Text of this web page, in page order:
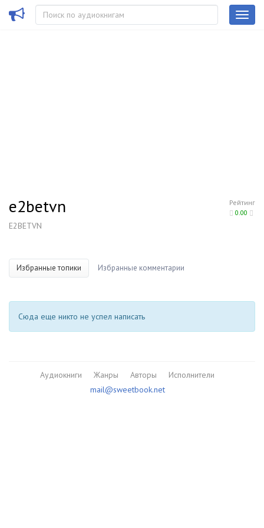
Рейтинг
0.00
e2betvn
E2BETVN
Избранные топики Избранные комментарии
Сюда еще никто не успел написать
Аудиокниги Жанры Авторы
Исполнители
mail@sweetbook.net